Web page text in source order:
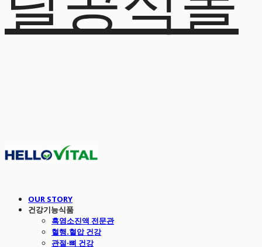
OUR STORY
건강기능식품
흑염소진액 전문관
혈행.혈압 건강
관절·뼈 건강